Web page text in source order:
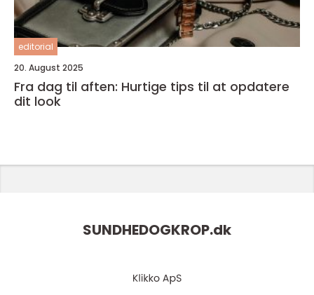
editorial
20. August 2025
Fra dag til aften: Hurtige tips til at opdatere
dit look
SUNDHEDOGKROP.dk